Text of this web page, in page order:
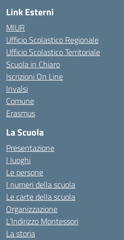
Link Esterni
MIUR
Ufficio Scolastico Regionale
Ufficio Scolastico Territoriale
Scuola in Chiaro
Iscrizioni On Line
Invalsi
Comune
Erasmus
La Scuola
Presentazione
I luoghi
Le persone
I numeri della scuola
Le carte della scuola
Organizzazione
L’Indirizzo Montessori
La storia